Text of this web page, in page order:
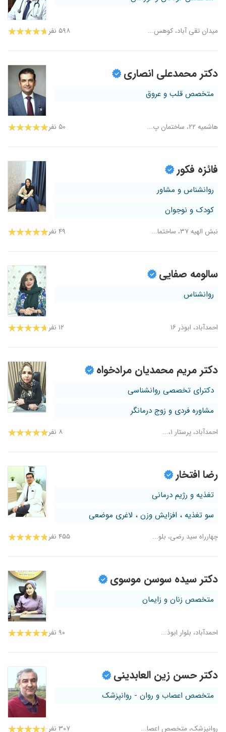
میدان تقی آباد، کوهس... ۵۹۸ نفر
دکتر محمدعلی انصاری
متخصص قلب و عروق
هاشمیه ۲۲، ساختمان پ... ۵۰ نفر
فائزه فکور
روانشناس و مشاور
کودک و نوجوان
نبش الهیه ۳۷، ساختما... ۴۹ نفر
سالومه صفایی
روانشناس
احمدآباد، ابوذر ۱۶ ۱۲ نفر
دکتر مریم محمدیان مرادخواه
دکترای تخصصی روانشناسی
مشاوره فردی و زوج درمانگر
احمدآباد، پرستار ۱،... ۸ نفر
رضا افتخار
تغذیه و رژیم درمانی
سو تغذیه ، افزایش وزن ، لاغری موضعی
چهارراه سید رضی، بلو... ۴۵۵ نفر
دکتر سیده سوسن موسوی
متخصص زنان و زایمان
احمدآباد، بلوار ابوذ... ۹۰ نفر
دکتر حسن زین العابدینی
متخصص اعصاب و روان - روانپزشک
روانپزشک، متخصص اعصا... ۳۰۷ نفر